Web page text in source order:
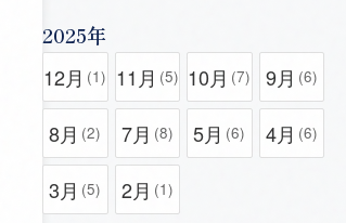
2025年
12月 (1) 11月 (5) 10月 (7) 9月 (6)
8月 (2) 7月 (8) 5月 (6) 4月 (6)
3月 (5) 2月 (1)